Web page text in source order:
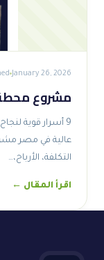
January 26, 2026
مشروع
9 أسرار قوية
عالية في مصر
التكلفة، الأرباح،…
اقرأ المقال ←